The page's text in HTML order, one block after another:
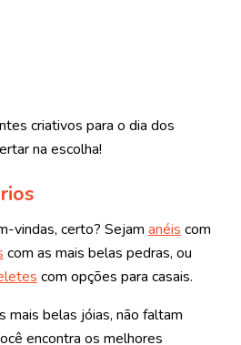
criativos para o dia dos
na escolha!
vindas, certo? Sejam anéis com
com as mais belas pedras, ou
com opções para casais.
mais belas jóias, não faltam
encontra os melhores